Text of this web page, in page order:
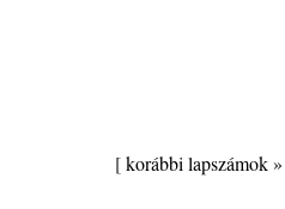
[korábbi lapszámok »